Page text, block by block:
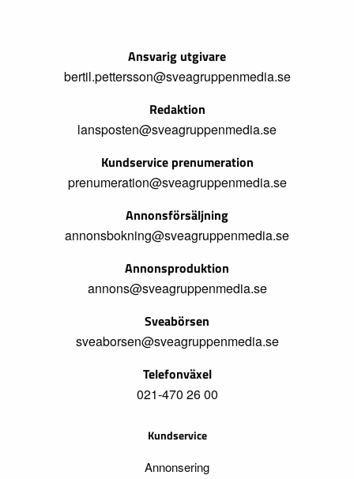
Ansvarig utgivare
bertil.pettersson@sveagruppenmedia.se
Redaktion
lansposten@sveagruppenmedia.se
Kundservice prenumeration
prenumeration@sveagruppenmedia.se
Annonsförsäljning
annonsbokning@sveagruppenmedia.se
Annonsproduktion
annons@sveagruppenmedia.se
Sveabörsen
sveaborsen@sveagruppenmedia.se
Telefonväxel
021-470 26 00
Kundservice
Annonsering